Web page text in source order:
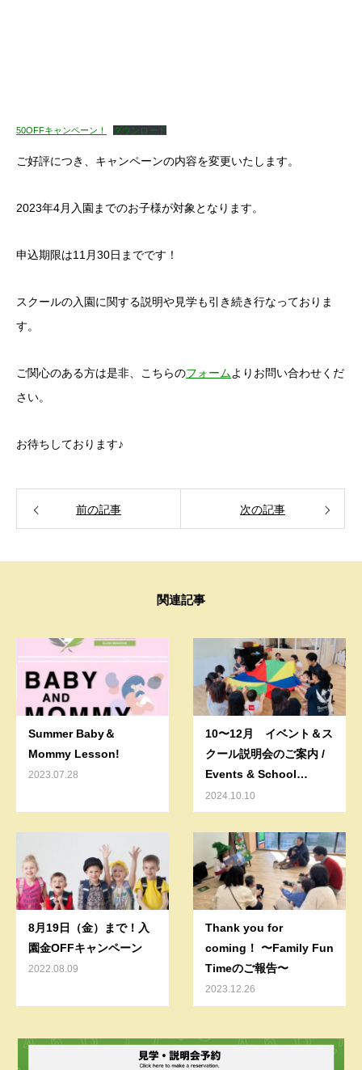
50OFFキャンペーン！ ダウンロード
ご好評につき、キャンペーンの内容を変更いたします。
2023年4月入園までのお子様が対象となります。
申込期限は11月30日までです！
スクールの入園に関する説明や見学も引き続き行なっておりま
す。
ご関心のある方は是非、こちらのフォームよりお問い合わせくだ
さい。
お待ちしております♪
前の記事 次の記事
関連記事
Summer Baby＆
Mommy Lesson!
2023.07.28
10〜12月 イベント＆ス
クール説明会のご案内 /
Events & School
information session
2024.10.10
8月19日（金）まで！入
園金OFFキャンペーン
2022.08.09
Thank you for
coming！ 〜Family Fun
Timeのご報告〜
2023.12.26